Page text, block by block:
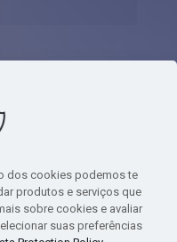
Seguros Ltda - CNPJ:
AV DOS
- OSASCO - UF SP -
9266
dos cookies podemos te
produtos e serviços que
sobre cookies e avaliar
suas preferências